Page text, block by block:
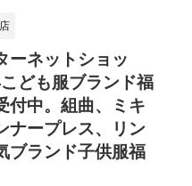
ーネットショッ
ども服ブランド福
付中。組曲、ミキ
ナープレス、リン
ブランド子供服福